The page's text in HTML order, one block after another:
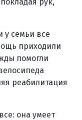
у семьи все
приходили
помогли
реабилитация
она умеет